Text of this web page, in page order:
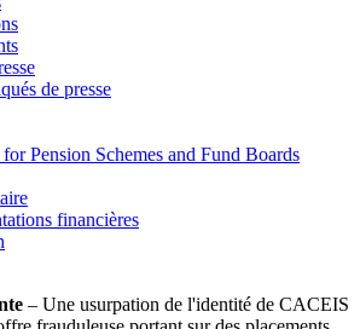
de presse
Pension Schemes and Fund Boards
financières
– Une usurpation de l'identité de CACEIS